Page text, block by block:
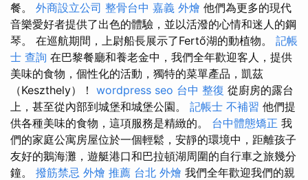
餐。 外商設立公司 整骨台中 嘉義 外燴 他們為更多的現代
音樂愛好者提供了出色的體驗，並以活潑的心情和迷人的鋼
琴。 在巡航期間，上尉船長展示了Fertő湖的動植物。 記帳
士 查詢 在巴黎餐廳和養老金中，我們全年歡迎客人，提供
美味的食物，個性化的活動，獨特的菜單產品，凱茲
（Keszthely）！ wordpress seo 台中 整復 從廚房的露台
上，甚至從內部到城堡和城堡公園。 記帳士 不補習 他們提
供各種美味的食物，這項服務是精緻的。 台中體態矯正 我
們的家庭公寓房屋位於一個輕鬆，安靜的環境中，距離孩子
友好的鵝海灘，遊艇港口和巴拉頓湖周圍的自行車之旅幾分
鐘。 撥筋禁忌 外燴 推薦 台北 外燴 我們全年歡迎我們的親